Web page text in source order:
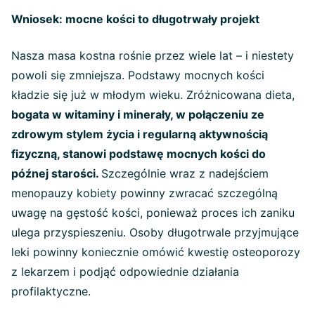
Wniosek: mocne kości to długotrwały projekt
Nasza masa kostna rośnie przez wiele lat – i niestety
powoli się zmniejsza. Podstawy mocnych kości
kładzie się już w młodym wieku. Zróżnicowana dieta,
bogata w witaminy i minerały, w połączeniu ze
zdrowym stylem życia i regularną aktywnością
fizyczną, stanowi podstawę mocnych kości do
późnej starości. Szczególnie wraz z nadejściem
menopauzy kobiety powinny zwracać szczególną
uwagę na gęstość kości, ponieważ proces ich zaniku
ulega przyspieszeniu. Osoby długotrwale przyjmujące
leki powinny koniecznie omówić kwestię osteoporozy
z lekarzem i podjąć odpowiednie działania
profilaktyczne.